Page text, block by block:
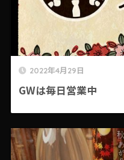
2022年4月29日
GWは毎日営業中